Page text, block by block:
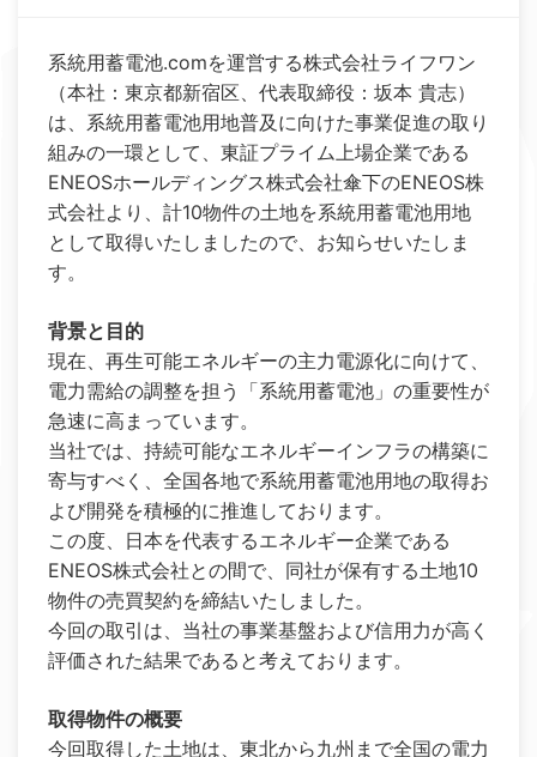
系統用蓄電池.comを運営する株式会社ライフワン
（本社：東京都新宿区、代表取締役：坂本 貴志）
は、系統用蓄電池用地普及に向けた事業促進の取り
組みの一環として、東証プライム上場企業である
ENEOSホールディングス株式会社傘下のENEOS株
式会社より、計10物件の土地を系統用蓄電池用地
として取得いたしましたので、お知らせいたしま
す。
背景と目的
現在、再生可能エネルギーの主力電源化に向けて、
電力需給の調整を担う「系統用蓄電池」の重要性が
急速に高まっています。
当社では、持続可能なエネルギーインフラの構築に
寄与すべく、全国各地で系統用蓄電池用地の取得お
よび開発を積極的に推進しております。
この度、日本を代表するエネルギー企業である
ENEOS株式会社との間で、同社が保有する土地10
物件の売買契約を締結いたしました。
今回の取引は、当社の事業基盤および信用力が高く
評価された結果であると考えております。
取得物件の概要
今回取得した土地は、東北から九州まで全国の電力